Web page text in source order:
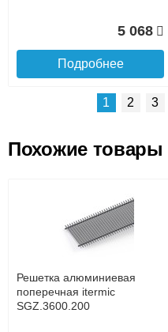
5 068
Подробнее
поперечная itermic
SGL.800.400 цвета
1 2 3
Похожие товары
Решетка алюминиевая
поперечная itermic
SGZ.3600.200